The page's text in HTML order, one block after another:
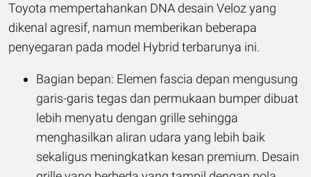
Toyota mempertahankan DNA desain Veloz yang
dikenal agresif, namun memberikan beberapa
penyegaran pada model Hybrid terbarunya ini.
Bagian bepan: Elemen fascia depan mengusung
garis-garis tegas dan permukaan bumper dibuat
lebih menyatu dengan grille sehingga
menghasilkan aliran udara yang lebih baik
sekaligus meningkatkan kesan premium. Desain